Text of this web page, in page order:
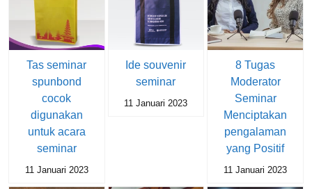
Tas seminar
spunbond
cocok
digunakan
untuk acara
seminar
11 Januari 2023
Ide souvenir
seminar
11 Januari 2023
8 Tugas
Moderator
Seminar
Menciptakan
pengalaman
yang Positif
11 Januari 2023